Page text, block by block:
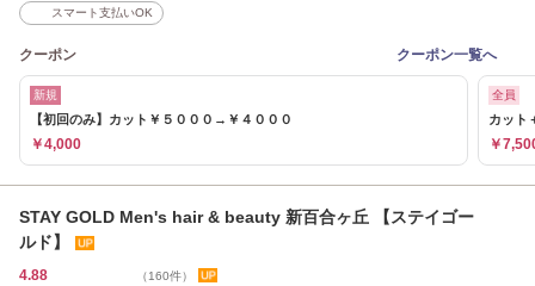
スマート支払いOK
クーポン クーポン一覧へ
新規
【初回のみ】カット￥５０００→￥４０００
￥4,000
全員
カット
￥
STAY GOLD Men's hair & beauty 新百合ヶ丘 【ステイゴー
ルド】
4.88 （160件）